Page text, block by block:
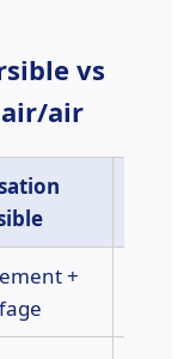
vs
air/air
+